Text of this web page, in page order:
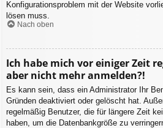
Konfigurationsproblem mit der Website
lösen muss.
Nach oben
Ich habe mich vor einiger Zeit
aber nicht mehr anmelden?!
Es kann sein, dass ein Administrator Ihr
Gründen deaktiviert oder gelöscht hat.
regelmäßig Benutzer, die für längere Zeit
haben, um die Datenbankgröße zu